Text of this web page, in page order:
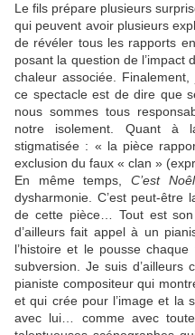
Le fils prépare plusieurs
qui peuvent avoir plusieurs
de révéler tous les rapports
posant la question de l’impact
chaleur associée.
ce spectacle est de dire que
nous sommes tous
notre isolement. Quant à
stigmatisée : « la pièce
exclusion du faux « clan »
En même temps,C’est
dysharmonie. C’est peut-être
de cette pièce… Tout est son
d’ailleurs fait appel à un
l’histoire et le pousse
subversion. Je suis d’ailleurs
pianiste compositeur qui
et qui crée pour l’image et la
avec lui… comme avec